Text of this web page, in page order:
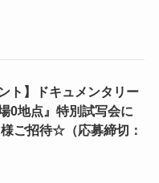
ト】ドキュメンタリー
0地点』特別試写会に
ご招待☆（応募締切：